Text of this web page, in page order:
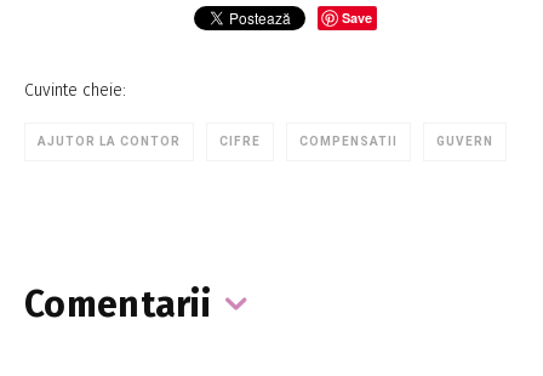
Save
Cuvinte cheie:
AJUTOR LA CONTOR CIFRE COMPENSATII GUVERN
Comentarii